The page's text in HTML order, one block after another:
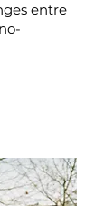
entre